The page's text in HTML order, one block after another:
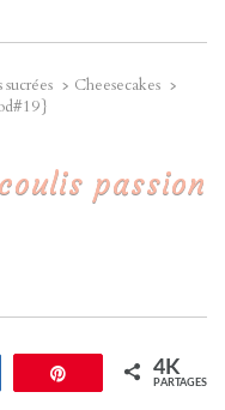
sucrées
Cheesecakes
passion
Enregistrer4K
PARTAGES